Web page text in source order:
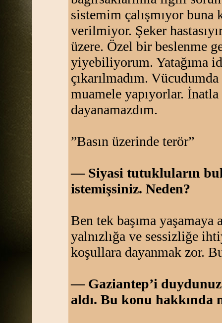
sistemim çalışmıyor buna
verilmiyor. Şeker
üzere. Özel bir beslenme
yiyebiliyorum. Yatağıma
çıkarılmadım.
muamele yapıyorlar.
dayanamazdım.
”Basın üzerinde terör”
— Siyasi tutukluların
istemişsiniz. Neden?
Ben tek başıma yaşamaya
yalnızlığa ve sessizliğe
koşullara dayanmak zor.
— Gaziantep’i
aldı. Bu konu hakkında